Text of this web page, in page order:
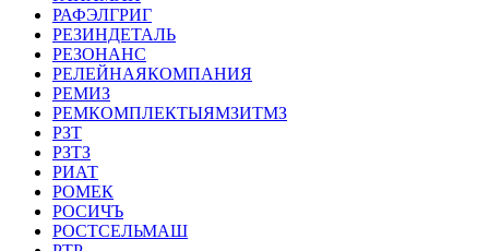
РАФЭЛГРИГ
РЕЗИНДЕТАЛЬ
РЕЗОНАНС
РЕЛЕЙНАЯКОМПАНИЯ
РЕМИЗ
РЕМКОМПЛЕКТЫЯМЗИТМЗ
РЗТ
РЗТЗ
РИАТ
РОМЕК
РОСИЧЪ
РОСТСЕЛЬМАШ